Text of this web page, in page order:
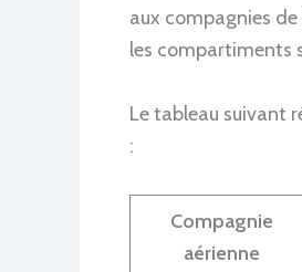
aux compagnies
les compartiments
Le tableau suivant
:
Compagnie
aérienne